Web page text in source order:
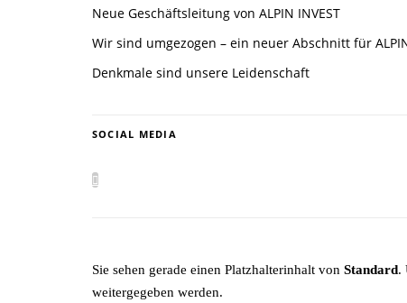
Neue Geschäftsleitung von ALPIN INVEST
Wir sind umgezogen – ein neuer Abschnitt für
Denkmale sind unsere Leidenschaft
SOCIAL MEDIA
Sie sehen gerade einen Platzhalterinhalt von Standard.
weitergegeben werden.